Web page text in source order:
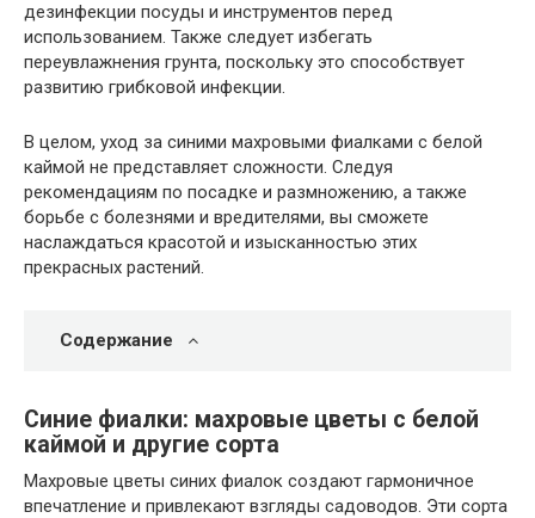
дезинфекции посуды и инструментов перед
использованием. Также следует избегать
переувлажнения грунта, поскольку это способствует
развитию грибковой инфекции.
В целом, уход за синими махровыми фиалками с белой
каймой не представляет сложности. Следуя
рекомендациям по посадке и размножению, а также
борьбе с болезнями и вредителями, вы сможете
наслаждаться красотой и изысканностью этих
прекрасных растений.
Содержание
Синие фиалки: махровые цветы с белой
каймой и другие сорта
Махровые цветы синих фиалок создают гармоничное
впечатление и привлекают взгляды садоводов. Эти сорта